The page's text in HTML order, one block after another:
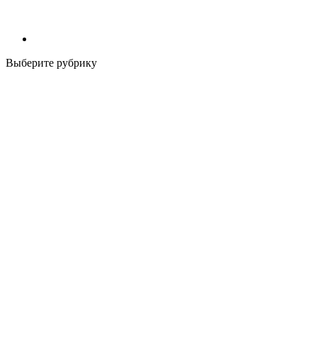
Выберите рубрику